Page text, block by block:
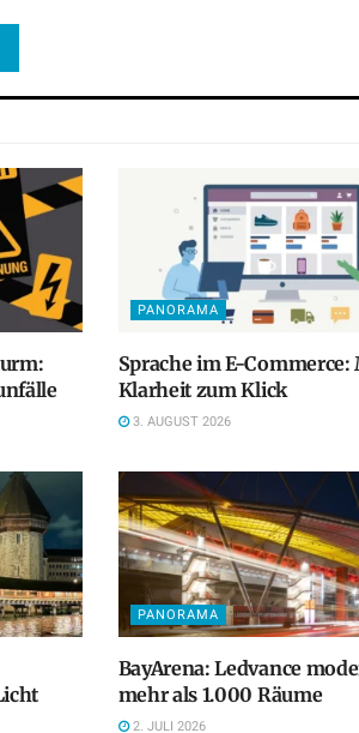
PANORAMA
Sprache im E-Commerce:
Klarheit zum Klick
3. AUGUST 2026
PANORAMA
BayArena: Ledvance
mehr als 1.000 Räume
2. JULI 2026